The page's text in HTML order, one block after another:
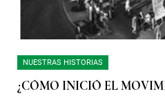
NUESTRAS HISTORIAS
¿CÓMO INICIÓ EL